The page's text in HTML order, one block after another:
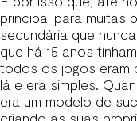
principal para muitas
secundária que
que há 15 anos
todos os jogos eram
lá e era simples.
era um modelo de